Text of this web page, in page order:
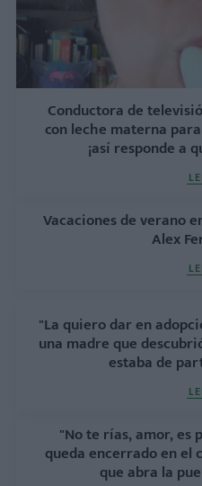
Conductora de
con leche materna
¡así responde a
Vacaciones de verano
Alex
"La quiero dar en
una madre que
estaba de
"No te rías, amor, es
queda encerrado en el
que abra la